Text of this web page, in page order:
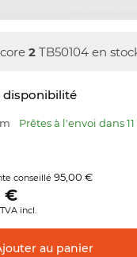
2 TB50104 en
disponibilité
Prêtes à l'envoi dans
conseillé95,00 €
€
incl.
au panier